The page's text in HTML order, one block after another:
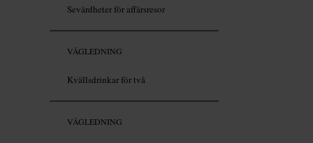
Sevärdheter för affärsresor
VÄGLEDNING
Kvällsdrinkar för två
VÄGLEDNING